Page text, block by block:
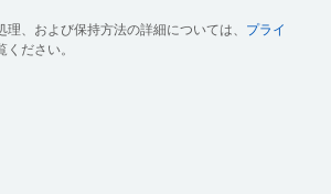
、および保持方法の詳細については、 プライ
ください。